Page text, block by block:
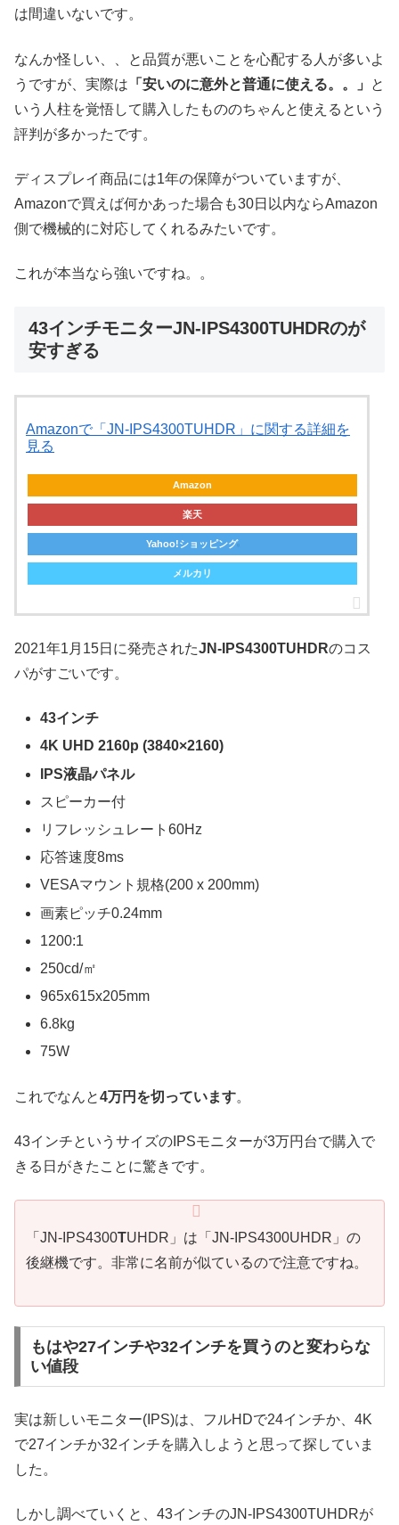
は間違いないです。
なんか怪しい、、と品質が悪いことを心配する人が多いよ
うですが、実際は 「安いのに意外と普通に使える。。」
と
いう人柱を覚悟して購入したもののちゃんと使えるという
評判が多かったです。
ディスプレイ商品には1年の保障がついていますが、
Amazonで買えば何かあった場合も30日以内ならAmazon
側で機械的に対応してくれるみたいです。
これが本当なら強いですね。。
43インチモニターJN-IPS4300TUHDRのが
安すぎる
Amazonで「JN-IPS4300TUHDR」に関する詳細を
見る
Amazon
楽天
Yahoo!ショッピング
メルカリ
2021年1月15日に発売されたJN-IPS4300TUHDRのコス
パがすごいです。
43インチ
4K UHD 2160p (3840×2160)
IPS液晶パネル
スピーカー付
リフレッシュレート60Hz
応答速度8ms
VESAマウント規格(200 x 200mm)
画素ピッチ0.24mm
1200:1
250cd/㎡
965x615x205mm
6.8kg
75W
これでなんと4万円を切っています。
43インチというサイズのIPSモニターが3万円台で購入で
きる日がきたことに驚きです。
「JN-IPS4300TUHDR」は「JN-IPS4300UHDR」の
後継機です。非常に名前が似ているので注意ですね。
もはや27インチや32インチを買うのと変わらな
い値段
実は新しいモニター(IPS)は、フルHDで24インチか、4K
で27インチか32インチを購入しようと思って探していま
した。
しかし調べていくと、43インチのJN-IPS4300TUHDRが